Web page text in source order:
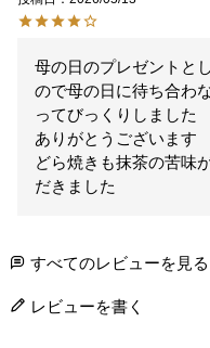
母の日のプレゼントと
ので母の日に待ち合わ
ってびっくりしました
ありがとうございます
どら焼きも抹茶の苦味
だきました
すべてのレビューを見る
レビューを書く